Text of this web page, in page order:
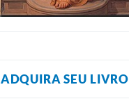
ADQUIRA SEU LIVRO